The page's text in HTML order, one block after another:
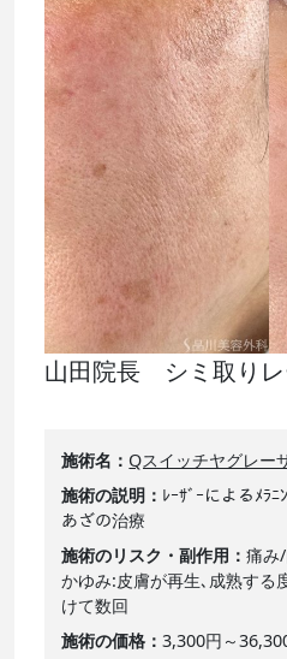
山田院長 シミ取り
施術名
Qスイッチヤグレー
施術の説明
ﾚｰｻﾞｰによるﾒﾗ
あざの治療
施術のリスク・副作用
痛み
かゆみ:皮膚が再生､成熟する
けて数回
施術の価格
3,300円～